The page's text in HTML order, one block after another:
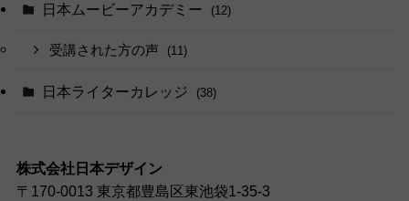
日本ムービーアカデミー (12)
受講された方の声 (11)
日本ライターカレッジ (38)
株式会社日本デザイン
〒170-0013 東京都豊島区東池袋1-35-3